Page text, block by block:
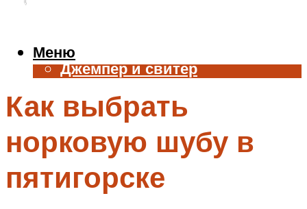
Жилет
Джемпер и свитер
Аксессуары
Меню
Меню
Как выбрать
норковую шубу в
пятигорске